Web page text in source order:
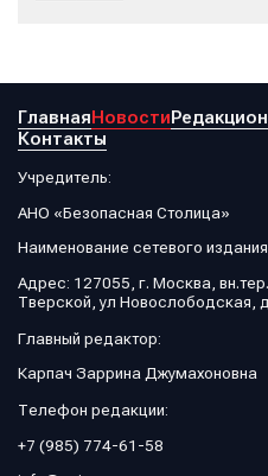
ГлавнаяНовости
Контакты
Учредитель:
АНО «Безопасная Столица»
Наименование сетевого
Адрес: 127055, г. Москва,
Тверской, ул Новослободская,
Главный редактор:
Карпач Заррина Джумахоновна
Телефон редакции:
+7 (985) 774-61-58